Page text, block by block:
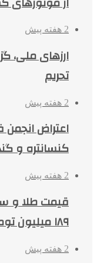
2 هفته پیش
ارزهای ملی،
تحریم
2 هفته پیش
اعتراض انجمن
کنسانتره و
2 هفته پیش
قیمت طلا و
۱۸۹ میلیون تومان
2 هفته پیش